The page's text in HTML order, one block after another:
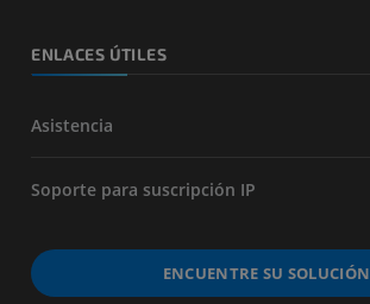
ENLACES ÚTILES
Asistencia
Soporte para suscripción IP
ENCUENTRE SU SOLUCIÓN